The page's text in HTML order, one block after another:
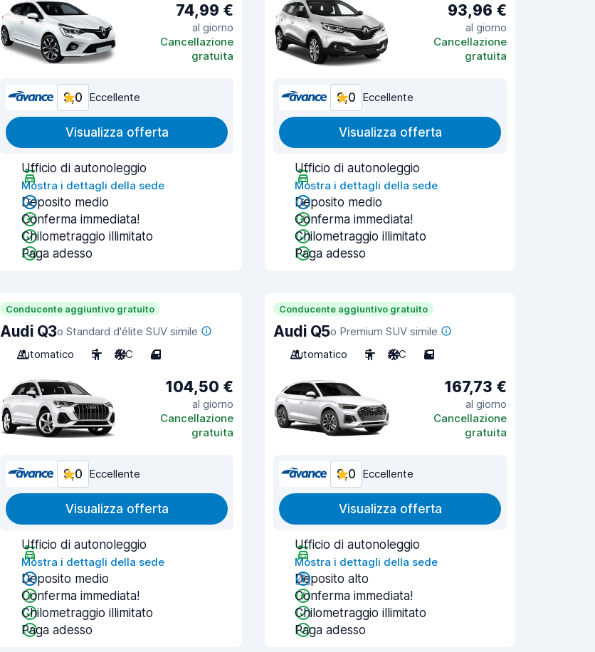
74,99 €
al giorno
Cancellazione
gratuita
9,0 Eccellente
Visualizza offerta
Ufficio di autonoleggio
Mostra i dettagli della sede
Deposito medio
Conferma immediata!
Chilometraggio illimitato
Paga adesso
93,96 €
al giorno
Cancellazione
gratuita
9,0 Eccellente
Visualizza offerta
Ufficio di autonoleggio
Mostra i dettagli della sede
Deposito medio
Conferma immediata!
Chilometraggio illimitato
Paga adesso
Conducente aggiuntivo gratuito
Audi Q3o Standard d'élite SUV simile
Automatico
5 A/C 4
104,50 €
al giorno
Cancellazione
gratuita
9,0 Eccellente
Visualizza offerta
Ufficio di autonoleggio
Mostra i dettagli della sede
Deposito medio
Conferma immediata!
Chilometraggio illimitato
Paga adesso
Conducente aggiuntivo gratuito
Audi Q5o Premium SUV simile
Automatico
5 A/C 5
167,73 €
al giorno
Cancellazione
gratuita
9,0 Eccellente
Visualizza offerta
Ufficio di autonoleggio
Mostra i dettagli della sede
Deposito alto
Conferma immediata!
Chilometraggio illimitato
Paga adesso